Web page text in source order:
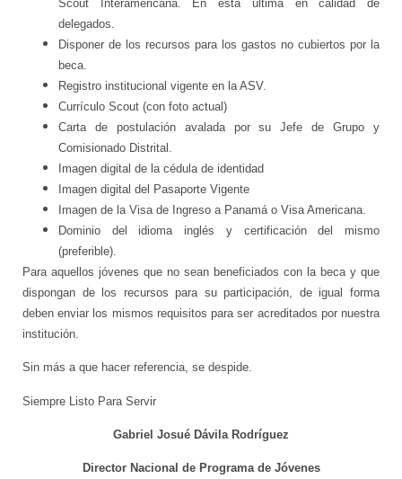
Scout Interamericana. En esta última en calidad de
delegados.
Disponer de los recursos para los gastos no cubiertos por la
beca.
Registro institucional vigente en la ASV.
Currículo Scout (con foto actual)
Carta de postulación avalada por su Jefe de Grupo y
Comisionado Distrital.
Imagen digital de la cédula de identidad
Imagen digital del Pasaporte Vigente
Imagen de la Visa de Ingreso a Panamá o Visa Americana.
Dominio del idioma inglés y certificación del mismo
(preferible).
Para aquellos jóvenes que no sean beneficiados con la beca y que
dispongan de los recursos para su participación, de igual forma
deben enviar los mismos requisitos para ser acreditados por nuestra
institución.
Sin más a que hacer referencia, se despide.
Siempre Listo Para Servir
Gabriel Josué Dávila Rodríguez
Director Nacional de Programa de Jóvenes